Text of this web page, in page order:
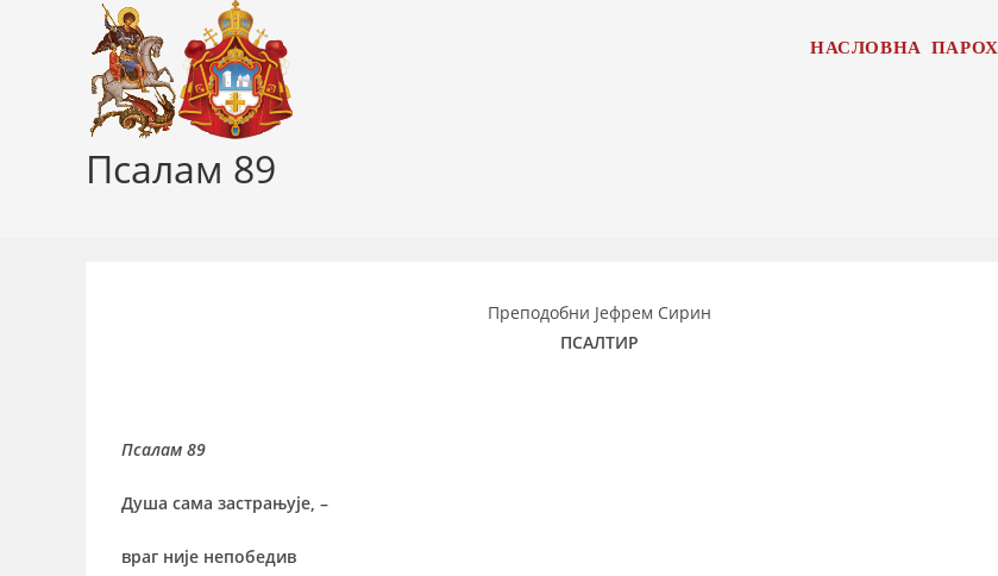
НАСЛОВНА
Псалам 89
Преподобни Јефрем Сирин
ПСАЛТИР
Псалам 89
Душа сама застрањује, –
враг није непобедив